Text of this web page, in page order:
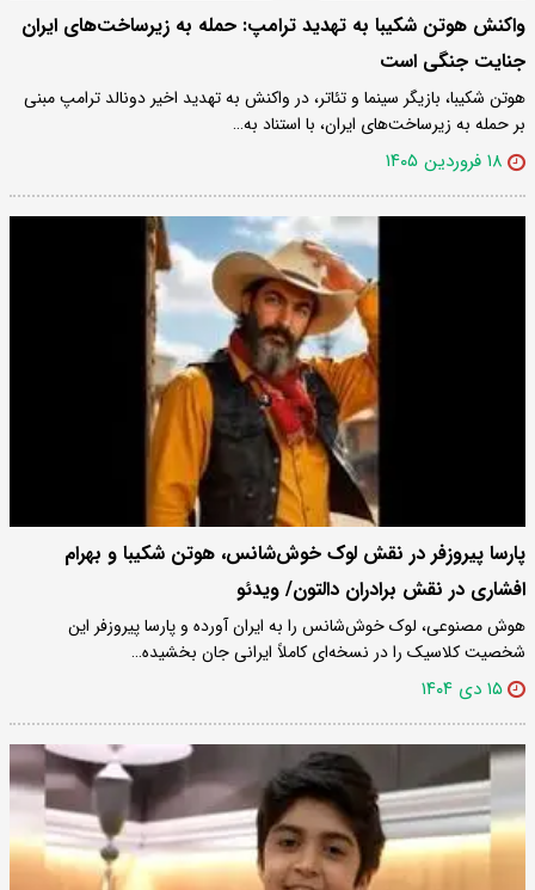
واکنش هوتن شکیبا به تهدید ترامپ: حمله به زیرساخت‌های ایران
جنایت جنگی است
هوتن شکیبا، بازیگر سینما و تئاتر، در واکنش به تهدید اخیر دونالد ترامپ مبنی
بر حمله به زیرساخت‌های ایران، با استناد به…
۱۸ فروردین ۱۴۰۵
پارسا پیروزفر در نقش لوک خوش‌شانس، هوتن شکیبا و بهرام
افشاری در نقش برادران دالتون/ ویدئو
هوش مصنوعی، لوک خوش‌شانس را به ایران آورده و پارسا پیروزفر این
شخصیت کلاسیک را در نسخه‌ای کاملاً ایرانی جان بخشیده…
۱۵ دی ۱۴۰۴